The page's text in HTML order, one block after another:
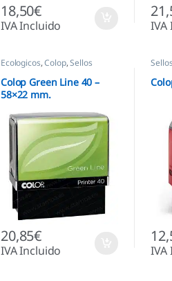
18,50€
IVA Incluido IVA
Ecologicos,Colop,Sellos
Automáticos
Colop Green Line 40 –
58×22 mm.
20,85€
IVA Incluido IVA